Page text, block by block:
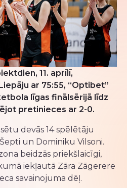
11. aprīlī,
ar 75:55, “Optibet”
līgas finālsērijā līdz
pretinieces ar 2-0.
devās 14 spēlētāju
un Dominiku Vilsoni.
beidzās priekšlaicīgi,
iekļautā Zāra Zāgerere
savainojuma dēļ.